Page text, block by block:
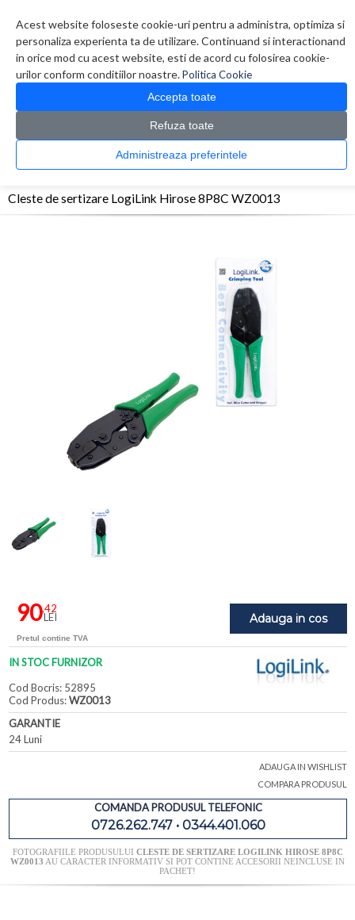
Acest website foloseste cookie-uri pentru a administra, optimiza si
personaliza experienta ta de utilizare. Continuand si interactionand
in orice mod cu acest website, esti de acord cu folosirea cookie-
urilor conform conditiilor noastre.Politica Cookie
Accepta toate
Refuza toate
Administreaza preferintele
0 produs(e)
CATALOG PRODUSE
> Accesorii Retelistica > Cleste de sertizare LogiLink
Cleste de sertizare LogiLink Hirose 8P8C WZ0013
Adauga in cos
90,42
LEI
Pretul contine TVA
IN STOC FURNIZOR
Cod Bocris: 52895
Cod Produs:WZ0013
GARANTIE
24 Luni
ADAUGA IN WISHLIST
COMPARA PRODUSUL
COMANDA PRODUSUL TELEFONIC
0726.262.747 • 0344.401.060
FOTOGRAFIILE PRODUSULUI CLESTE DE SERTIZARE LOGILINK HIROSE 8P8C
WZ0013 AU CARACTER INFORMATIV SI POT CONTINE ACCESORII NEINCLUSE IN
PACHET!